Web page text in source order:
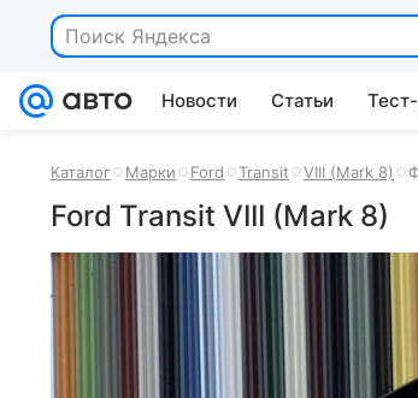
Поиск Яндекса
Новости Статьи
Каталог Марки Ford Transit VIII (Mark 8)
Ford Transit VIII (Mark 8)